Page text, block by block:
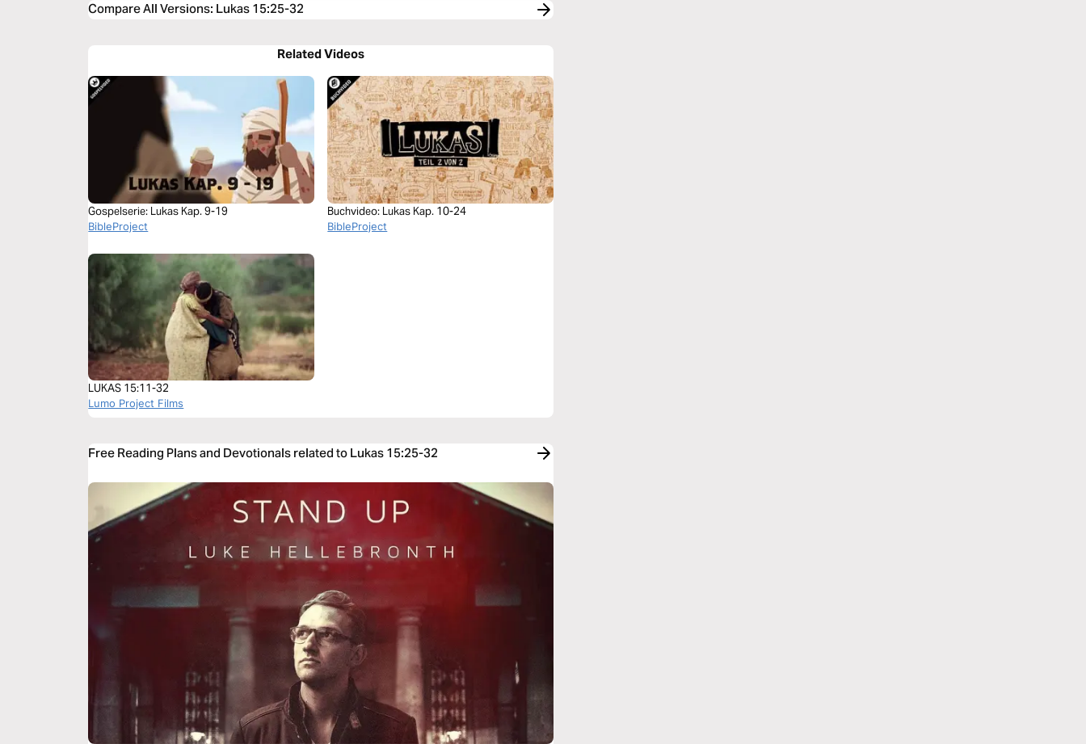
Compare All Versions: Lukas 15:25-32
Related Videos
Gospelserie: Lukas Kap. 9-19
BibleProject
Buchvideo: Lukas Kap. 10-24
BibleProject
LUKAS 15:11-32
Lumo Project Films
Free Reading Plans and Devotionals related to Lukas 15:25-32